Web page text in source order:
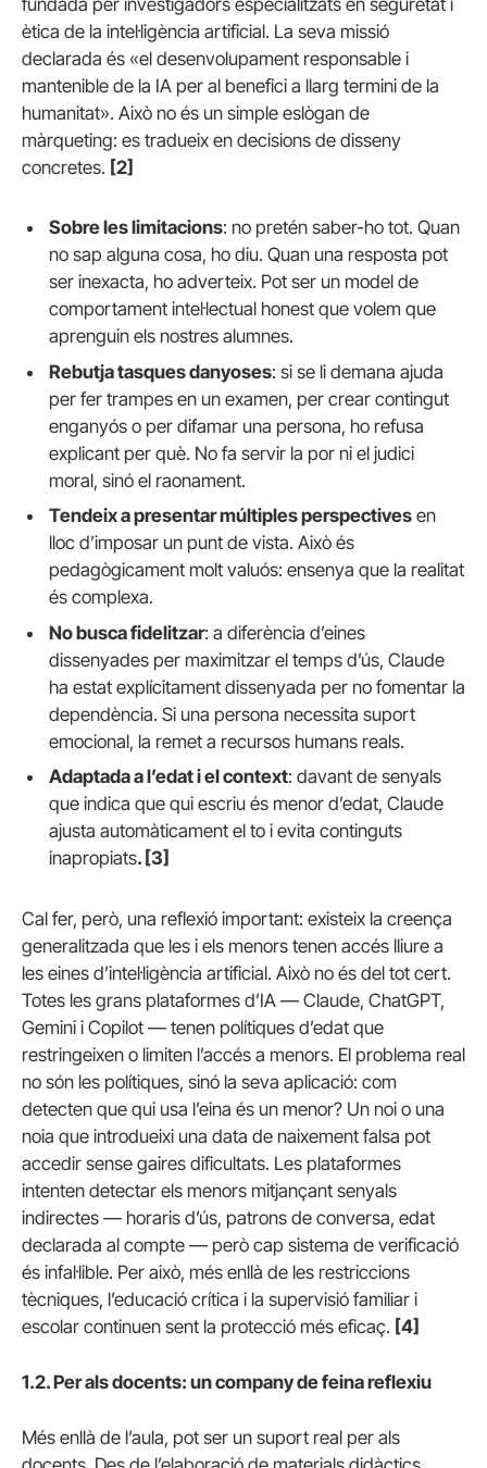
ètica de la intel·ligència artificial. La seva missió
declarada és «el desenvolupament responsable i
mantenible de la IA per al benefici a llarg termini de la
humanitat». Això no és un simple eslògan de
màrqueting: es tradueix en decisions de disseny
concretes. [2]
Sobre les limitacions: no pretén saber-ho tot. Quan
no sap alguna cosa, ho diu. Quan una resposta pot
ser inexacta, ho adverteix. Pot ser un model de
comportament intel·lectual honest que volem que
aprenguin els nostres alumnes.
Rebutja tasques danyoses: si se li demana ajuda
per fer trampes en un examen, per crear contingut
enganyós o per difamar una persona, ho refusa
explicant per què. No fa servir la por ni el judici
moral, sinó el raonament.
Tendeix a presentar múltiples perspectives en
lloc d’imposar un punt de vista. Això és
pedagògicament molt valuós: ensenya que la realitat
és complexa.
No busca fidelitzar: a diferència d’eines
dissenyades per maximitzar el temps d’ús, Claude
ha estat explícitament dissenyada per no fomentar la
dependència. Si una persona necessita suport
emocional, la remet a recursos humans reals.
Adaptada a l’edat i el context: davant de senyals
que indica que qui escriu és menor d’edat, Claude
ajusta automàticament el to i evita continguts
inapropiats. [3]
Cal fer, però, una reflexió important: existeix la creença
generalitzada que les i els menors tenen accés lliure a
les eines d’intel·ligència artificial. Això no és del tot cert.
Totes les grans plataformes d’IA — Claude, ChatGPT,
Gemini i Copilot — tenen polítiques d’edat que
restringeixen o limiten l’accés a menors. El problema real
no són les polítiques, sinó la seva aplicació: com
detecten que qui usa l’eina és un menor? Un noi o una
noia que introdueixi una data de naixement falsa pot
accedir sense gaires dificultats. Les plataformes
intenten detectar els menors mitjançant senyals
indirectes — horaris d’ús, patrons de conversa, edat
declarada al compte — però cap sistema de verificació
és infal·lible. Per això, més enllà de les restriccions
tècniques, l’educació crítica i la supervisió familiar i
escolar continuen sent la protecció més eficaç. [4]
1.2. Per als docents: un company de feina reflexiu
Més enllà de l’aula, pot ser un suport real per als